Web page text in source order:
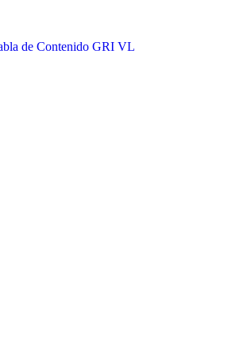
de Contenido GRI VL